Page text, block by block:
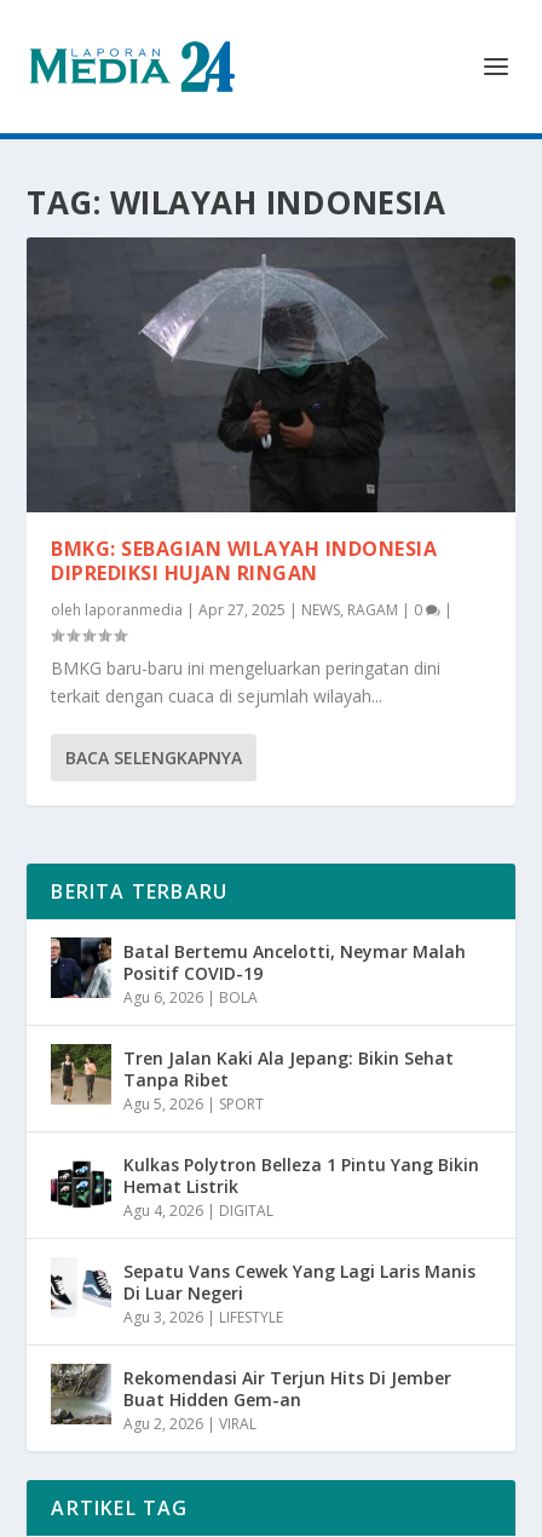
TAG: WILAYAH INDONESIA
BMKG: SEBAGIAN WILAYAH INDONESIA
DIPREDIKSI HUJAN RINGAN
oleh laporanmedia |Apr 27, 2025 | NEWS, RAGAM | 0 |
BMKG baru-baru ini mengeluarkan peringatan dini
terkait dengan cuaca di sejumlah wilayah...
BACA SELENGKAPNYA
BERITA TERBARU
Batal Bertemu Ancelotti, Neymar Malah
Positif COVID-19
Agu 6, 2026 | BOLA
Tren Jalan Kaki Ala Jepang: Bikin Sehat
Tanpa Ribet
Agu 5, 2026 | SPORT
Kulkas Polytron Belleza 1 Pintu Yang Bikin
Hemat Listrik
Agu 4, 2026 | DIGITAL
Sepatu Vans Cewek Yang Lagi Laris Manis
Di Luar Negeri
Agu 3, 2026 | LIFESTYLE
Rekomendasi Air Terjun Hits Di Jember
Buat Hidden Gem-an
Agu 2, 2026 |VIRAL
ARTIKEL TAG